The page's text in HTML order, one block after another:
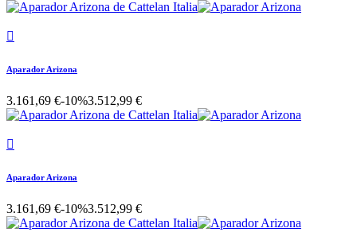

Aparador Arizona
3.161,69 €-10%3.512,99 €

Aparador Arizona
3.161,69 €-10%3.512,99 €